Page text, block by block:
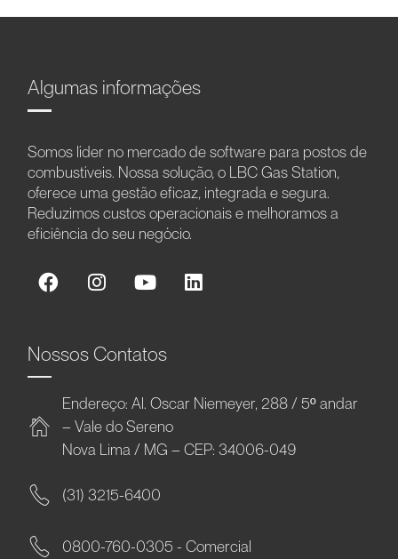
Algumas informações
Somos líder no mercado de software para postos de
combustíveis. Nossa solução, o LBC Gas Station,
oferece uma gestão eficaz, integrada e segura.
Reduzimos custos operacionais e melhoramos a
eficiência do seu negócio.
Nossos Contatos
Endereço: Al. Oscar Niemeyer, 288 / 5º andar
– Vale do Sereno
Nova Lima / MG – CEP: 34006-049
(31) 3215-6400
0800-760-0305 - Comercial